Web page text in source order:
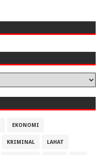
EKONOMI
KRIMINAL LAHAT